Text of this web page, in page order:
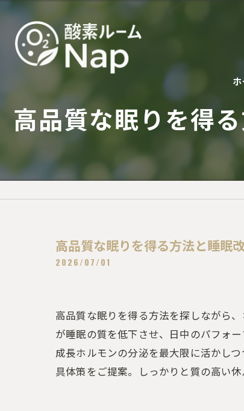
高品質な眠りを得
高品質な眠りを得る方法と睡眠
2026/07/01
高品質な眠りを得る方法を探しながら
が睡眠の質を低下させ、日中のパフォ
成長ホルモンの分泌を最大限に活かし
具体策をご提案。しっかりと質の高い